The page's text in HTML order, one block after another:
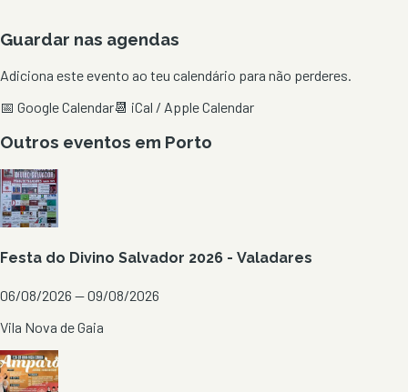
Guardar nas agendas
Adiciona este evento ao teu calendário para não perderes.
📅 Google Calendar📆 iCal / Apple Calendar
Outros eventos em Porto
Festa do Divino Salvador 2026 - Valadares
06/08/2026 — 09/08/2026
Vila Nova de Gaia